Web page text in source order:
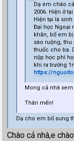
Dạ em chào
2006. Hiện ở
Hiện tại là
Đại học Ngoại
khăn, bố em
sào ruộng,
thuốc cho ba.
nộp học phí
khi ra trường
https://
Mong cả nhà
Thân mến!
Dạ cho em bổ sung
Chào cả nhà,e